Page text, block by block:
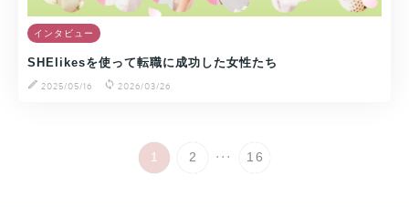
インタビュー
SHElikesを使って転職に成功した女性たち
2025/05/16
2026/03/26
1 2 ... 16